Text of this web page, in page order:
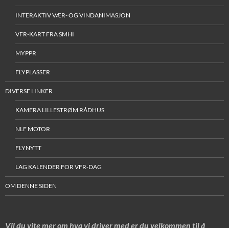
INTERAKTIV VÆR- OG VINDANIMASJON
VFR-KART FRA SMHI
MYPPR
FLYPLASSER
DIVERSE LINKER
KAMERA LILLESTRØM RÅDHUS
NLF MOTOR
FLYNYTT
LAG KALENDER FOR VFR-DAG
OM DENNE SIDEN
Vil du vite mer om hva vi driver med er du velkommen til å